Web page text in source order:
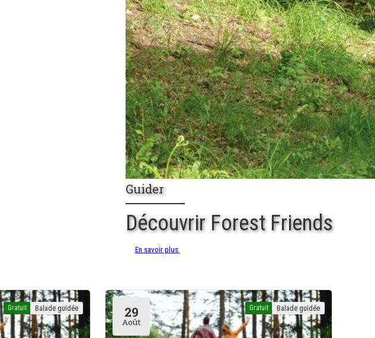
Guider
Découvrir Forest Friends
En savoir plus
Gratuit Balade guidée 29
Août
Gratuit Balade guidée